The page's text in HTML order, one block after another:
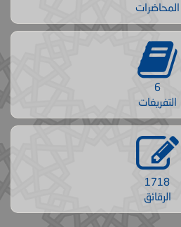
المحاضرات
6
التفريغات
1718
الرقائق